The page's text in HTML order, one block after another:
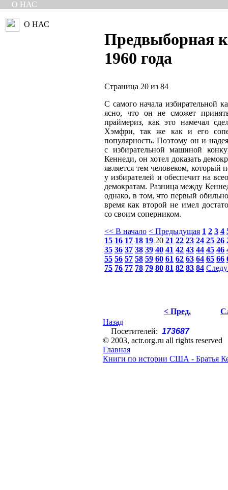
О НАС
О НАС
Предвыборная
1960 года
Страница 20 из 84
С самого начала избирательной
ясно, что он не сможет
праймериз, как это намечал
Хэмфри, так же как и его
популярность. Поэтому он и
с избирательной машиной
Кеннеди, он хотел доказать
является тем человеком, который
у избирателей и обеспечит на
демократам. Разница между
однако, в том, что первый
время как второй не имел
со своим соперником.
<< В начало < Предыдущая 1 2 3 4
15 16 17 18 19 20 21 22 23 24 25 26
35 36 37 38 39 40 41 42 43 44 45 46
55 56 57 58 59 60 61 62 63 64 65 66
75 76 77 78 79 80 81 82 83 84
< Пред.
Назад
Посетителей: 173687
© 2003, actr.org.ru all rights reserved
Главная
Книги по истории США - Братья